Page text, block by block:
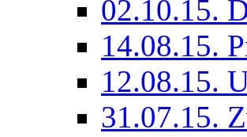
02.10.15.
14.08.15.
12.08.15.
31.07.15.